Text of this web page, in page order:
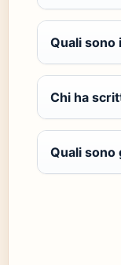
Quali sono
Chi ha
Quali sono